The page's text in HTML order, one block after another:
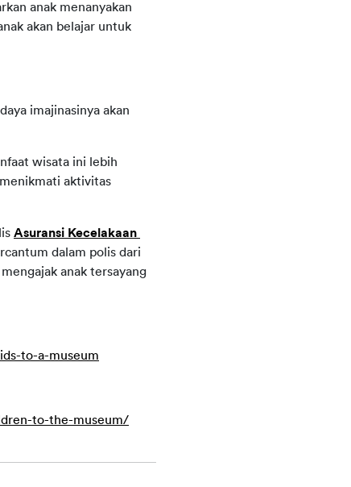
anak menanyakan
akan belajar untuk
imajinasinya akan
wisata ini lebih
aktivitas
Asuransi Kecelakaan
dalam polis dari
mengajak anak tersayang
to-a-museum
to-the-museum/